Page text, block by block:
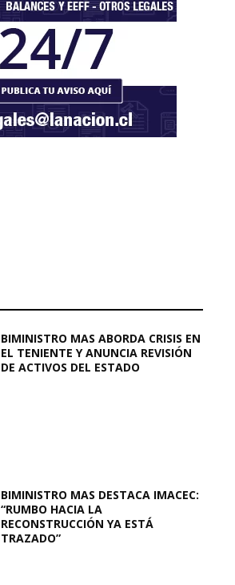
BIMINISTRO MAS ABORDA CRISIS EN
EL TENIENTE Y ANUNCIA REVISIÓN
DE ACTIVOS DEL ESTADO
BIMINISTRO MAS DESTACA IMACEC:
“RUMBO HACIA LA
RECONSTRUCCIÓN YA ESTÁ
TRAZADO”